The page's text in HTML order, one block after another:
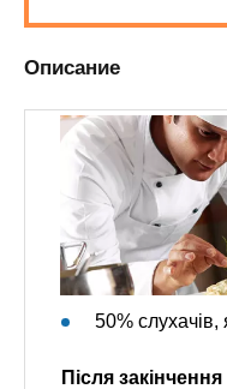
i
n
o
н
и
Описание
50% слухачів,
Після